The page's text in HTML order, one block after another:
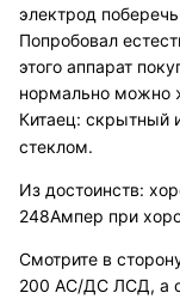
электрод
Попробовал
этого аппарат
нормально можно
Китаец: скрытный
стеклом.
Из достоинств:
248Ампер при
Смотрите в
200 АС/ДС ЛСД, а